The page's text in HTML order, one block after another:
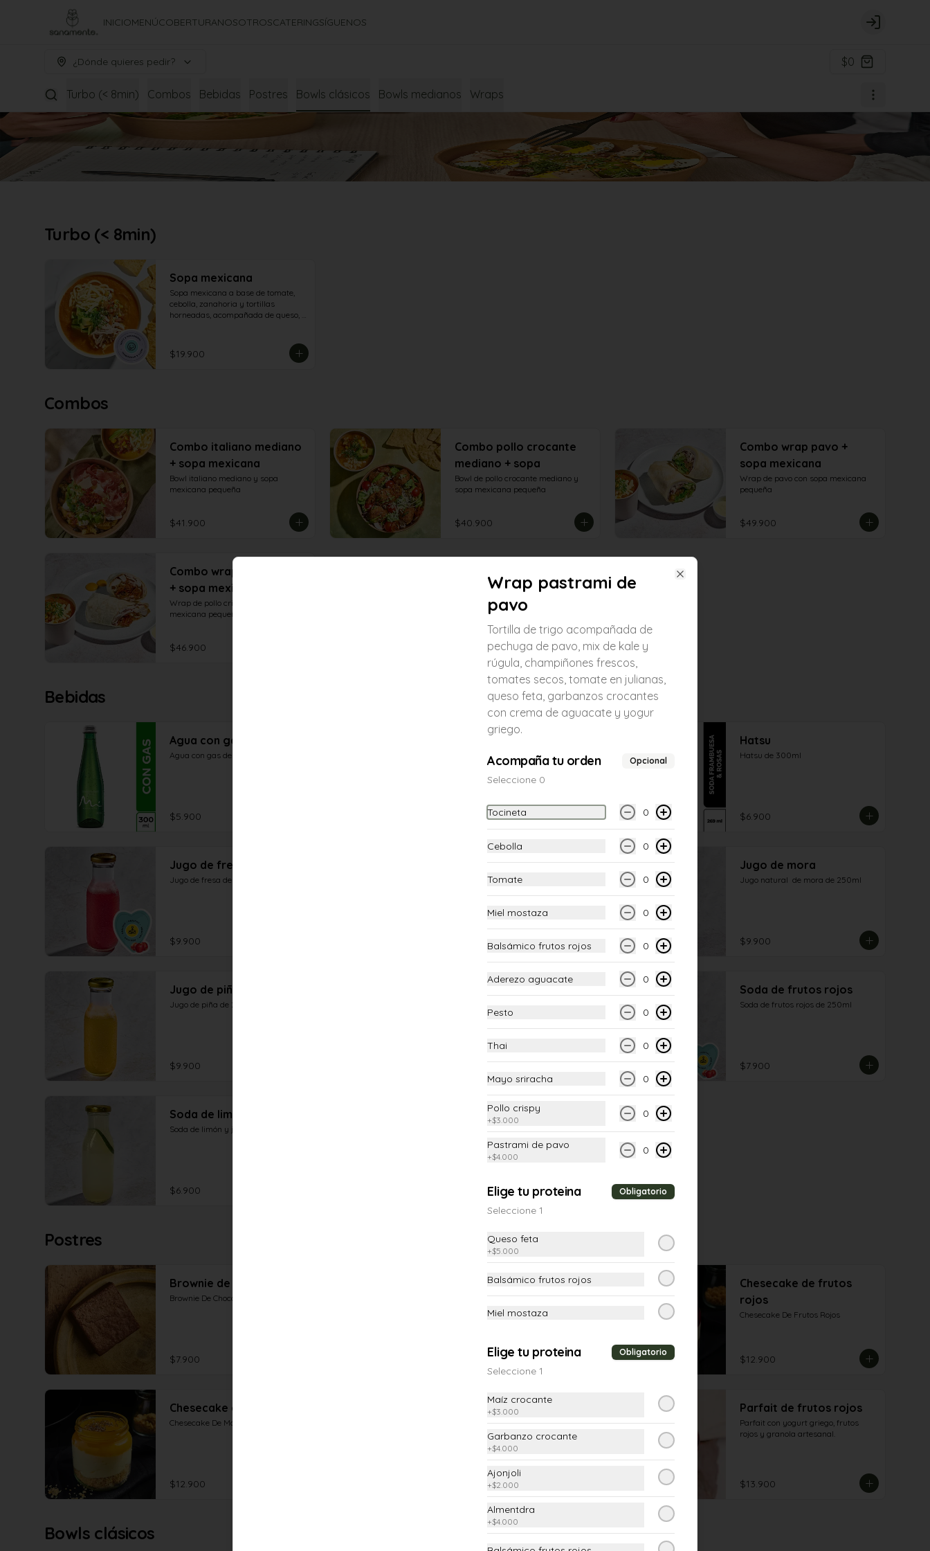
INICIOMENÚCOBERTURANOSOTROSCATERINGSÍGUENOS Login
¿Dónde quieres pedir? $0
Turbo (< 8min) Combos Bebidas Postres Bowls clásicos Bowls medianos Wraps
Turbo (< 8min)
Sopa mexicana
Sopa mexicana a base de tomate,
cebolla, zanahoria y tortillas
horneadas, acompañada de queso,
$19.900
Combos
Combo italiano mediano
+ sopa mexicana
Bowl italiano mediano y sopa
mexicana pequeña
$41.900
Combo pollo crocante
mediano + sopa
Bowl de pollo crocante mediano y
sopa mexicana pequeña
$40.900
Combo wrap pavo +
sopa mexicana
Wrap de pavo con sopa mexicana
pequeña
$49.900
Combo wrap pollo crispy
+ sopa mexicana
Wrap de pollo crispy con sopa
mexicana pequeña
$46.900
Bebidas
Agua con gas
Agua con gas de 300 ml
$5.900
Agua mineral de 300 ml
Hatsu
Hatsu de 300ml
$6.900
Jugo de fresa
Jugo de fresa de 250ml
$9.900
Jugo de mango
Jugo de mango de 250ml
Jugo de mora
Jugo natural  de mora de 250ml
$9.900
Jugo de piña
Jugo de piña de 250ml
$9.900
Soda de frutos rojos
Soda de frutos rojos de 250ml
$7.900
Soda de limón y jengibre
Soda de limón y jengibre de 250ml
$6.900
Postres
Brownie de chocolate
Brownie De Chocolate
$7.900
Chesecake de Oreo
Chesecake De Oreo
$13.900
Chesecake de frutos
rojos
Chesecake De Frutos Rojos
$12.900
Chesecake de maracuyá
Chesecake De Maracuya
$12.900
Galleta de brownie
Galleta de brownie
Parfait de frutos rojos
Parfait con yogurt griego, frutos
rojos y granola artesanal.
$13.900
Bowls clásicos
Wrap pastrami de
pavo
Tortilla de trigo acompañada de
pechuga de pavo, mix de kale y
rúgula, champiñones frescos,
tomates secos, tomate en julianas,
queso feta, garbanzos crocantes
con crema de aguacate y yogur
griego.
Acompaña tu orden Opcional
Seleccione 0
Tocineta 0
Cebolla 0
Tomate 0
Miel mostaza 0
Balsámico frutos rojos 0
Aderezo aguacate 0
Pesto 0
Thai 0
Mayo sriracha 0
Pollo crispy
+$3.000
0
Pastrami de pavo
+$4.000
0
Elige tu proteina Obligatorio
Seleccione 1
Queso feta
+$5.000
Balsámico frutos rojos
Miel mostaza
Elige tu proteina Obligatorio
Seleccione 1
Maíz crocante
+$3.000
Garbanzo crocante
+$4.000
Ajonjoli
+$2.000
Almentdra
+$4.000